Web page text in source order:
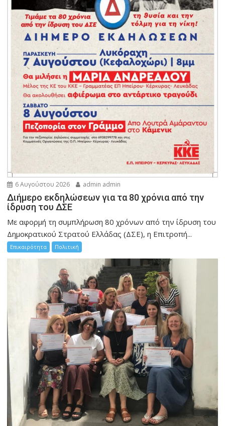
6 Αυγούστου 2026 admin admin
Διήμερο εκδηλώσεων για τα 80 χρόνια από την
ίδρυση του ΔΣΕ
Με αφορμή τη συμπλήρωση 80 χρόνων από την ίδρυση του
Δημοκρατικού Στρατού Ελλάδας (ΔΣΕ), η Επιτροπή...
Επικαιρότητα Πολιτική